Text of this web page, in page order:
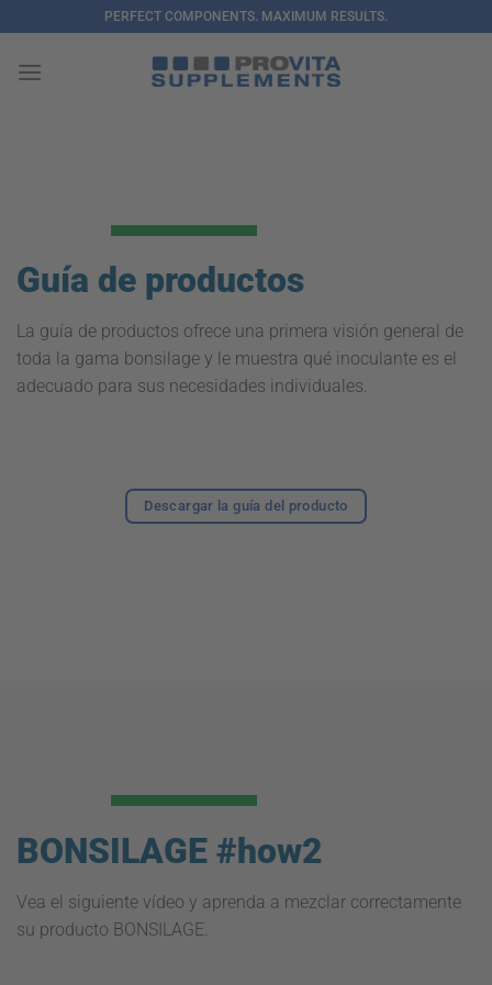
al
contenido
PERFECT COMPONENTS. MAXIMUM RESULTS.
Guía de productos
La guía de productos ofrece una primera visión general de
toda la gama bonsilage y le muestra qué inoculante es el
adecuado para sus necesidades individuales.
Descargar la guía del producto
BONSILAGE #how2
Vea el siguiente vídeo y aprenda a mezclar correctamente
su producto BONSILAGE.